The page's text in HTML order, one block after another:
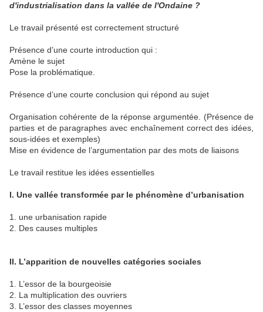
d'industrialisation dans la vallée de l'Ondaine ?
Le travail présenté est correctement structuré
Présence d’une courte introduction qui :
Amène le sujet
Pose la problématique.
Présence d’une courte conclusion qui répond au sujet
Organisation cohérente de la réponse argumentée. (Présence de
parties et de paragraphes avec enchaînement correct des idées,
sous-idées et exemples)
Mise en évidence de l’argumentation par des mots de liaisons
Le travail restitue les idées essentielles
I. Une vallée transformée par le phénomène d’urbanisation
1. une urbanisation rapide
2. Des causes multiples
II. L’apparition de nouvelles catégories sociales
1. L’essor de la bourgeoisie
2. La multiplication des ouvriers
3. L’essor des classes moyennes